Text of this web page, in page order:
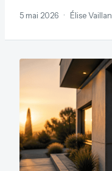
5 mai 2026 · Élise